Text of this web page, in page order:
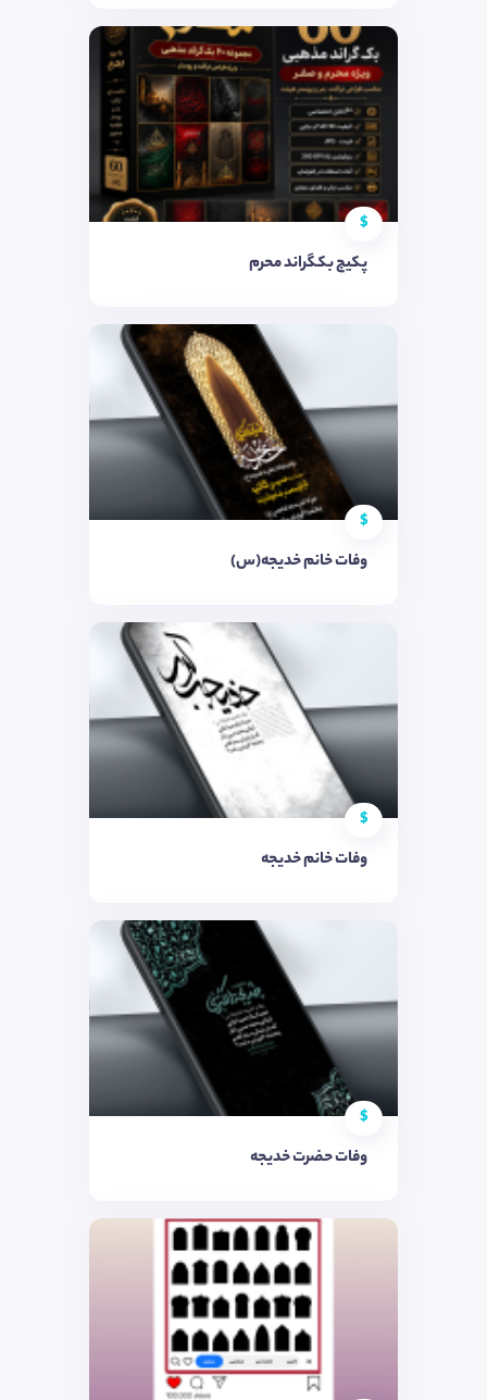
$
پکیج بکگراند محرم
$
وفات خانم خدیجه(س)
$
وفات خانم خدیجه
$
وفات حضرت خدیجه